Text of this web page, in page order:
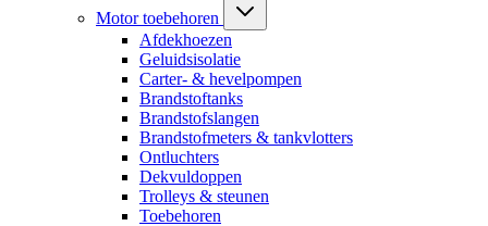
Motor toebehoren
Afdekhoezen
Geluidsisolatie
Carter- & hevelpompen
Brandstoftanks
Brandstofslangen
Brandstofmeters & tankvlotters
Ontluchters
Dekvuldoppen
Trolleys & steunen
Toebehoren